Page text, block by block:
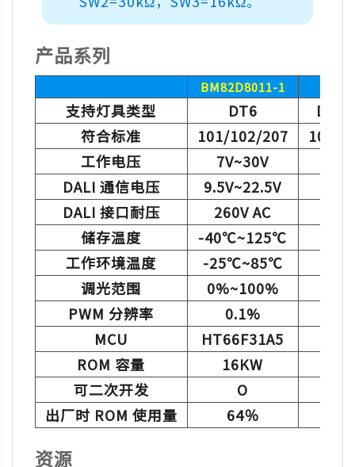
产品系列
BM82D8011-1
支持灯具类型 DT6
DT6
符合标准
101/102/207
101/
工作电压
7V~30V
DALI 通信电压
9.5V~22.5V
DALI 接口耐压
260V AC
储存温度
-40℃~125℃
工作环境温度
-25℃~85℃
调光范围
0%~100%
PWM 分辨率
0.1%
MCU
HT66F31A5
ROM 容量
16KW
可二次开发
O
出厂时 ROM 使用量
64％
资源